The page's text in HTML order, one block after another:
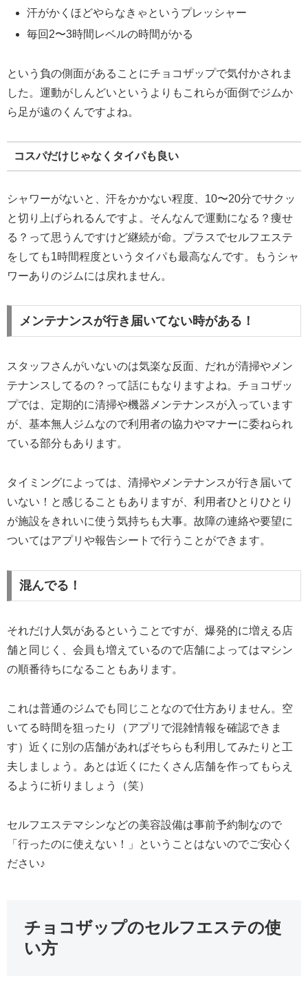
汗がかくほどやらなきゃというプレッシャー
毎回2〜3時間レベルの時間がかる
という負の側面があることにチョコザップで気付かされま
した。運動がしんどいというよりもこれらが面倒でジムか
ら足が遠のくんですよね。
コスパだけじゃなくタイパも良い
シャワーがないと、汗をかかない程度、10〜20分でサクッ
と切り上げられるんですよ。そんなんで運動になる？痩せ
る？って思うんですけど継続が命。プラスでセルフエステ
をしても1時間程度というタイパも最高なんです。もうシャ
ワーありのジムには戻れません。
メンテナンスが行き届いてない時がある！
スタッフさんがいないのは気楽な反面、だれが清掃やメン
テナンスしてるの？って話にもなりますよね。チョコザッ
プでは、定期的に清掃や機器メンテナンスが入っています
が、基本無人ジムなので利用者の協力やマナーに委ねられ
ている部分もあります。
タイミングによっては、清掃やメンテナンスが行き届いて
いない！と感じることもありますが、利用者ひとりひとり
が施設をきれいに使う気持ちも大事。故障の連絡や要望に
ついてはアプリや報告シートで行うことができます。
混んでる！
それだけ人気があるということですが、爆発的に増える店
舗と同じく、会員も増えているので店舗によってはマシン
の順番待ちになることもあります。
これは普通のジムでも同じことなので仕方ありません。空
いてる時間を狙ったり（アプリで混雑情報を確認できま
す）近くに別の店舗があればそちらも利用してみたりと工
夫しましょう。あとは近くにたくさん店舗を作ってもらえ
るように祈りましょう（笑）
セルフエステマシンなどの美容設備は事前予約制なので
「行ったのに使えない！」ということはないのでご安心く
ださい♪
チョコザップのセルフエステの使
い方